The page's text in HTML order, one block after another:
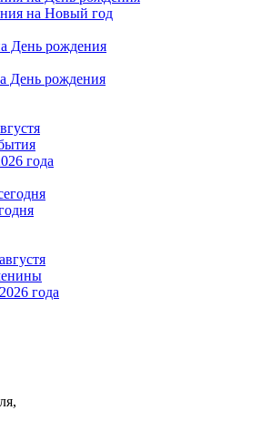
на Новый год
День рождения
День рождения
года
года